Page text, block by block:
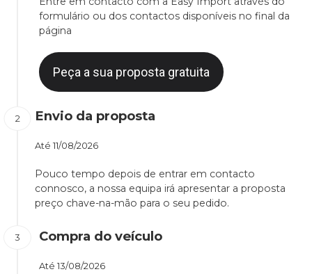
formulário ou dos contactos disponíveis no final da
página
Peça a sua proposta gratuita
Envio da proposta
Até 11/08/2026
Pouco tempo depois de entrar em contacto
connosco, a nossa equipa irá apresentar a proposta
preço chave-na-mão para o seu pedido.
Compra do veículo
Até 13/08/2026